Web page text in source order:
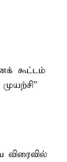
கூட்டம்